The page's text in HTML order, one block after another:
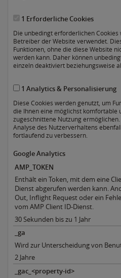
1 Erforderliche Cookies
Die unbedingt erforderlichen Cookies
Betreiber der Website verwendet.
Funktionen, ohne die diese Website
werden kann. Daher können
einzeln deaktiviert beziehungsweise
1 Analytics & Personalisierung
Diese Cookies werden genutzt, um
die Ihnen eine möglichst komfortable
zugeschnittene Nutzung
Analyse des Nutzerverhaltens
fortlaufend zu verbessern.
Google Analytics
AMP_TOKEN
Enthält ein Token, mit dem eine
Dienst abgerufen werden kann.
Out, Inflight Request oder ein
vom AMP Client ID-Dienst.
30 Sekunden bis zu 1 Jahr
_ga
Wird zur Unterscheidung von
2 Jahre
_gac_<property-id>